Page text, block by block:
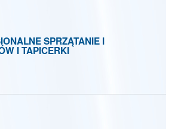
SPRZĄTANIE I
I TAPICERKI